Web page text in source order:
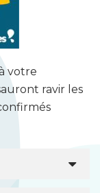
votre
ravir les